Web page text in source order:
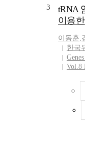
부터 12
하위구
성요소
여 상처
려’, ‘
인이 됨
을 알리
갈 이유
를 확인
3
tRNA
이용
이동훈,
한국
Vol.8